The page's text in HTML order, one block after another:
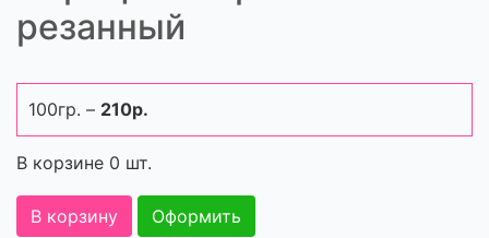
резанный
100гр. – 210р.
В корзине 0 шт.
В корзину Оформить